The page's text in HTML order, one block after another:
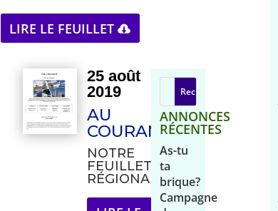
LIRE LE FEUILLET
25 août
2019
AU
COURANT
NOTRE
FEUILLET
RÉGIONAL
ANNONCES
RÉCENTES
As-tu
ta
brique?
Campagne